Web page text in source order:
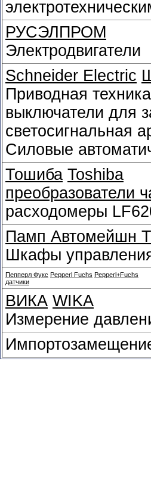
РУСЭЛПРОМ
Электродвигатели
Schneider Electriс
Приводная
выключатели для
светосигнальная
Силовые
Тошиба Toshiba
преобразователи
расходомеры
Памп Автомейшн
Шкафы
Пепперл Фукс Pepperl Fuchs Pepperl+Fuchs
датчики
ВИКА WIKA
Измерение